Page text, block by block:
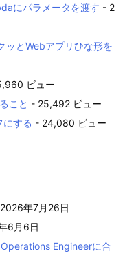
にパラメータを渡す - 2
ッとWebアプリひな形を
ビュー
こと - 25,492 ビュー
する - 24,080 ビュー
2026年7月26日
6月6日
Engineerに合